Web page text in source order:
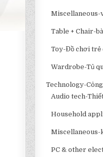
Miscellaneous-
Table + Chair-
Toy-Đồ chơi trẻ
Wardrobe-Tủ
Technology-
Audio tech-
Household
Miscellaneous-
PC & other